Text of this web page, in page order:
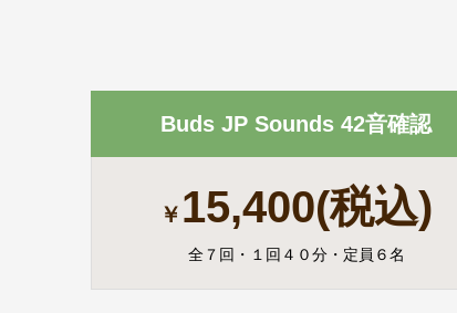
Buds JP Sounds 42音確認
￥ 15,400(税込)
全７回・１回４０分・定員６名